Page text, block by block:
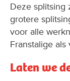
Deze splitsing
grotere
voor alle
Franstalige
Laten we